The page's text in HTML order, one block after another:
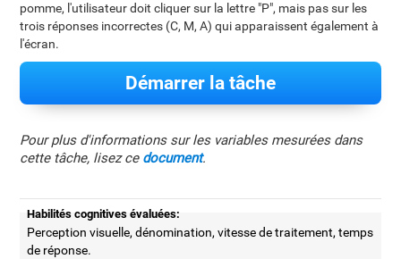
pomme, l'utilisateur doit cliquer sur la lettre "P", mais pas sur les
trois réponses incorrectes (C, M, A) qui apparaissent également à
l'écran.
Démarrer la tâche
Pour plus d'informations sur les variables mesurées dans
cette tâche, lisez ce document.
Habilités cognitives évaluées:
Perception visuelle, dénomination, vitesse de traitement, temps
de réponse.